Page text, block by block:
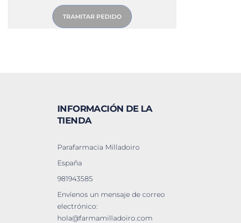
TRAMITAR PEDIDO
INFORMACIÓN DE LA
TIENDA
Parafarmacia Milladoiro
España
981943585
Envíenos un mensaje de correo
electrónico:
hola@farmamilladoiro.com